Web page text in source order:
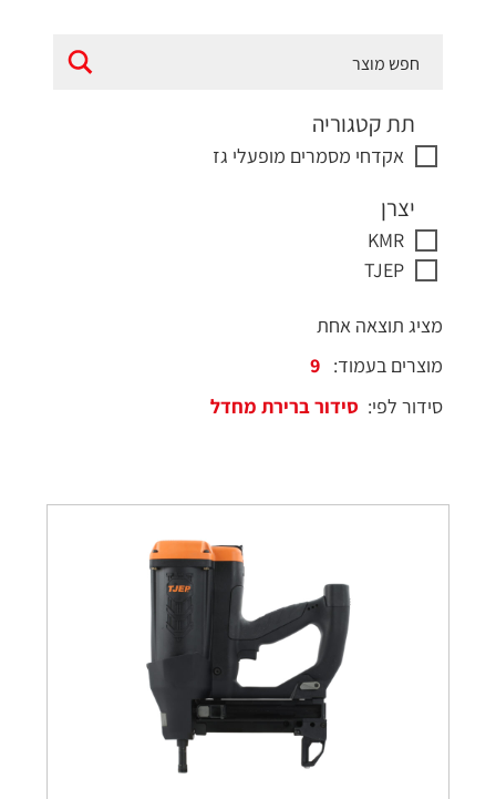
מציג תוצאה אחת
מוצרים בעמוד:
סידור לפי:
תת קטגוריה
אקדחי מסמרים מופעלי גז
יצרן
KMR
TJEP